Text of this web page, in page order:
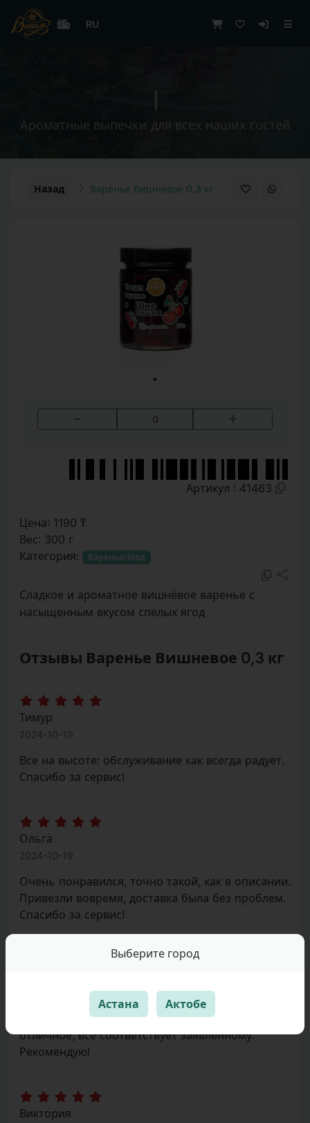
RU
Ароматные выпечки для всех наших гостей
Назад Варенье Вишневое 0,3 кг
0
Артикул : 41463
Цена: 1190 ₸
Вес: 300 г
Категория:
Варенье/Мед
Сладкое и ароматное вишнёвое варенье с
насыщенным вкусом спелых ягод
Отзывы Варенье Вишневое 0,3 кг
Тимур
2024-10-19
Все на высоте: обслуживание как всегда радует.
Спасибо за сервис!
Ольга
2024-10-19
Очень понравился, точно такой, как в описании.
Привезли вовремя, доставка была без проблем.
Спасибо за сервис!
Упаковка на высшем уровне. Качество
отличное, всё соответствует заявленному.
Рекомендую!
Виктория
Выберите город
Астана Актобе